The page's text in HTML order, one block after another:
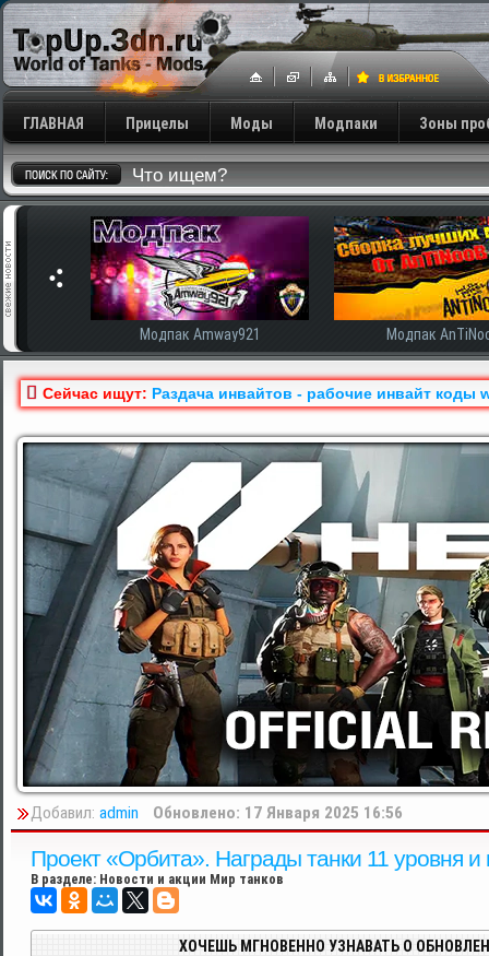
ГЛАВНАЯ Прицелы Моды Модпаки Зоны
Модпак Amway921 Модпак
Сейчас ищут: Раздача инвайтов - рабочие инвайт коды
Добавил: admin Обновлено: 17 Января 2025 16:56
Проект «Орбита». Награды танки 11 уровня
В разделе: Новости и акции Мир танков
ХОЧЕШЬ МГНОВЕННО УЗНАВАТЬ О